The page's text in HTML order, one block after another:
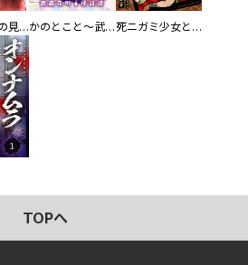
百々とお狐の見習い巫女生活【単行本版】 かのとこと～武蔵花町怪話譚～ 【連載版】 死ニガミ少女とスマホ神
TOPへ